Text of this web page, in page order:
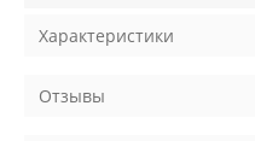
Характеристики
Отзывы